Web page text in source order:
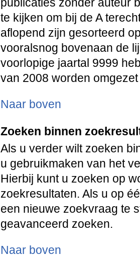
te kijken om bij de A
aflopend zijn gesorteerd
vooralsnog bovenaan de
voorlopige jaartal 9999
van 2008 worden
Naar boven
Zoeken binnen
Als u verder wilt zoeken
u gebruikmaken van het
Hierbij kunt u zoeken op
zoekresultaten. Als u op
een nieuwe zoekvraag te
geavanceerd zoeken.
Naar boven